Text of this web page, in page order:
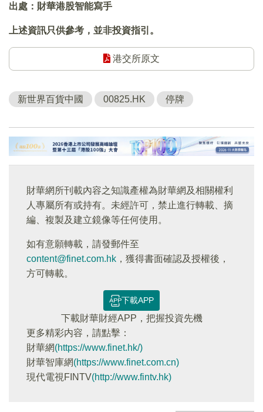
出處：財華港股智能寫手
上述資訊只供參考，並非投資指引。
港交所原文
新世界百貨中國 00825.HK 停牌
財華網所刊載內容之知識產權為財華網及相關權利
人專屬所有或持有。未經許可，禁止進行轉載、摘
編、複製及建立鏡像等任何使用。
如有意願轉載，請發郵件至
content@finet.com.hk ，獲得書面確認及授權後，
方可轉載。
下載APP
下載財華財經APP，把握投資先機
更多精彩内容，請點擊：
財華網(https://www.finet.hk/)
財華智庫網(https://www.finet.com.cn)
現代電視FINTV(http://www.fintv.hk)